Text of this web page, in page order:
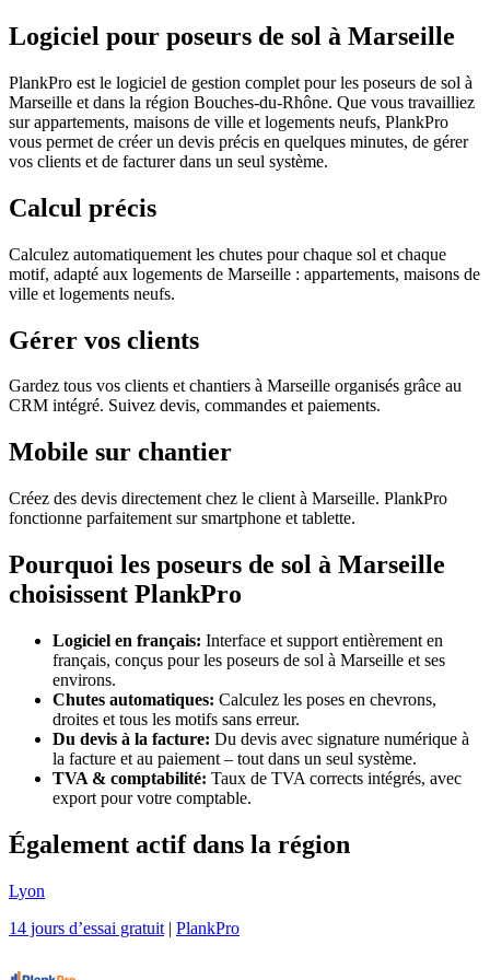
Logiciel pour poseurs de sol à Marseille
PlankPro est le logiciel de gestion complet pour les poseurs de sol à
Marseille et dans la région Bouches-du-Rhône. Que vous travailliez
sur appartements, maisons de ville et logements neufs, PlankPro
vous permet de créer un devis précis en quelques minutes, de gérer
vos clients et de facturer dans un seul système.
Calcul précis
Calculez automatiquement les chutes pour chaque sol et chaque
motif, adapté aux logements de Marseille : appartements, maisons de
ville et logements neufs.
Gérer vos clients
Gardez tous vos clients et chantiers à Marseille organisés grâce au
CRM intégré. Suivez devis, commandes et paiements.
Mobile sur chantier
Créez des devis directement chez le client à Marseille. PlankPro
fonctionne parfaitement sur smartphone et tablette.
Pourquoi les poseurs de sol à Marseille
choisissent PlankPro
Logiciel en français: Interface et support entièrement en
français, conçus pour les poseurs de sol à Marseille et ses
environs.
Chutes automatiques: Calculez les poses en chevrons,
droites et tous les motifs sans erreur.
Du devis à la facture: Du devis avec signature numérique à
la facture et au paiement – tout dans un seul système.
TVA & comptabilité: Taux de TVA corrects intégrés, avec
export pour votre comptable.
Également actif dans la région
Lyon
14 jours d’essai gratuit | PlankPro